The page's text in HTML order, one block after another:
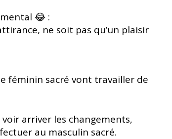
😂 :
ne soit pas qu’un plaisir
féminin sacré vont travailler de
voir arriver les changements,
au masculin sacré.